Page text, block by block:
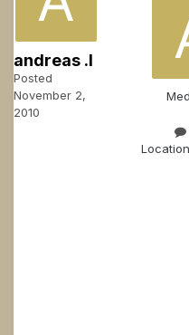
andreas .l
Posted
November 2,
2010